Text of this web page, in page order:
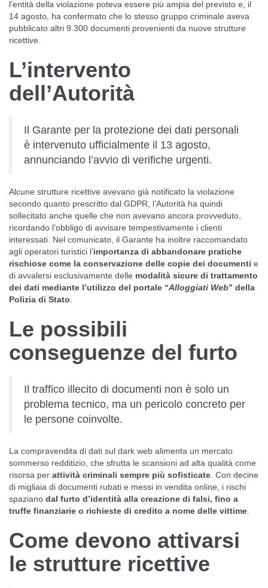
l’entità della violazione poteva essere più ampia del previsto e, il
14 agosto, ha confermato che lo stesso gruppo criminale aveva
pubblicato altri 9.300 documenti provenienti da nuove strutture
ricettive.
L’intervento
dell’Autorità
Il Garante per la protezione dei dati personali
è intervenuto ufficialmente il 13 agosto,
annunciando l’avvio di verifiche urgenti.
Alcune strutture ricettive avevano già notificato la violazione
secondo quanto prescritto dal GDPR, l’Autorità ha quindi
sollecitato anche quelle che non avevano ancora provveduto,
ricordando l’obbligo di avvisare tempestivamente i clienti
interessati. Nel comunicato, il Garante ha inoltre raccomandato
agli operatori turistici l’importanza di abbandonare pratiche
rischiose come la conservazione delle copie dei documenti e
di avvalersi esclusivamente delle modalità sicure di trattamento
dei dati mediante l’utilizzo del portale “Alloggiati Web” della
Polizia di Stato
Le possibili
conseguenze del furto
Il traffico illecito di documenti non è solo un
problema tecnico, ma un pericolo concreto per
le persone coinvolte.
La compravendita di dati sul dark web alimenta un mercato
sommerso redditizio, che sfrutta le scansioni ad alta qualità come
risorsa per attività criminali sempre più sofisticate . Con decine
di migliaia di documenti rubati e messi in vendita online, i rischi
spaziano dal furto d’identità alla creazione di falsi, fino a
truffe finanziarie o richieste di credito a nome delle vittime
Come devono attivarsi
le strutture ricettive